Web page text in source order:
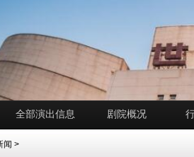
全部演出信息 剧院概况
闻 >